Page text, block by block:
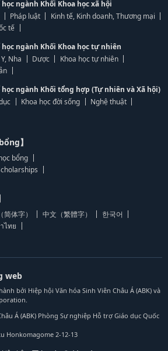
ngành Khối Khoa học xã hội
Pháp luật
Kinh tế, Kinh doanh, Thương mại
tế
ngành Khối Khoa học tự nhiên
Y, Nha Dược
Khoa học tự nhiên
ngành Khối tổng hợp (Tự nhiên và Xã hội)
Khoa học đời sống
Nghệ thuật
】
bổng
简体字） 中文（繁體字）
한국어
ไทย
web
bởi Hiệp hội Văn hóa Sinh Viên Châu Á (ABK) và
Á (ABK) Phòng Sự nghiệp Hỗ trợ Giáo dục Quốc
Honkomagome 2-12-13